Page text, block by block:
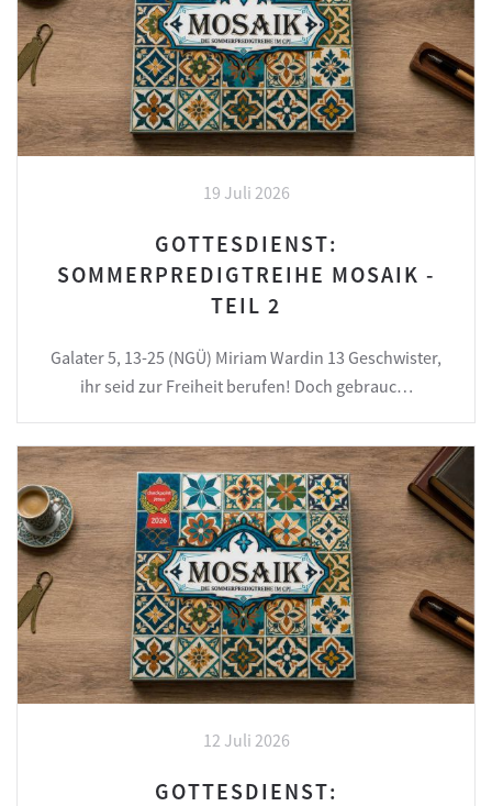
19 Juli 2026
GOTTESDIENST:
SOMMERPREDIGTREIHE MOSAIK -
TEIL 2
Galater 5, 13-25 (NGÜ) Miriam Wardin 13 Geschwister,
ihr seid zur Freiheit berufen! Doch gebrauc…
12 Juli 2026
GOTTESDIENST: